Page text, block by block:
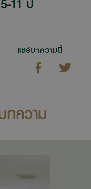
แชร์บทความนี้
ความ